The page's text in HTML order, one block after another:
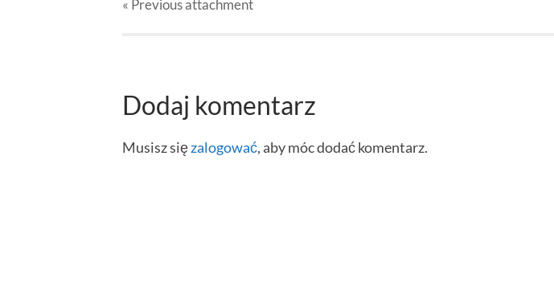
« Previousattachment
Dodaj komentarz
Musisz sięzalogować, aby móc dodać komentarz.